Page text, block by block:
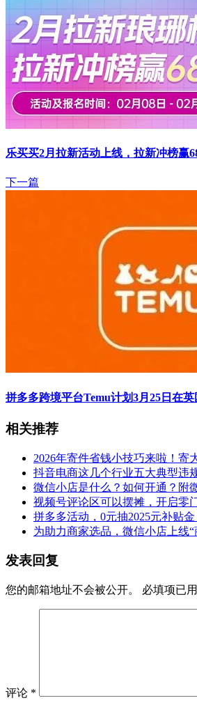
乐买买2月拉新活动上线，拉新冲榜赢
下一篇
拼多多跨境平台Temu计划3月25日在
相关推荐
2026年寄件省钱小技巧来啦！寄
抖音电商这几个行业五大典型违
微信小店是什么？如何开通？附
视频号评论区可以摆摊，开启零
拼多多活动，0元抽2025元补贴金
为助力商家选品，微信小店上线
发表回复
您的邮箱地址不会被公开。 必填项已用
评论 *